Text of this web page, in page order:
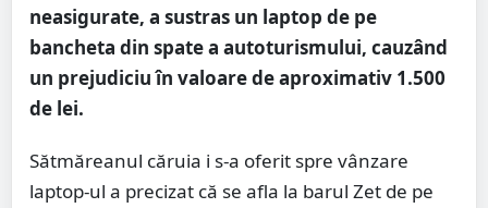
neasigurate, a sustras un laptop de pe
bancheta din spate a autoturismului, cauzând
un prejudiciu în valoare de aproximativ 1.500
de lei.
Sătmăreanul căruia i s-a oferit spre vânzare
laptop-ul a precizat că se afla la barul Zet de pe